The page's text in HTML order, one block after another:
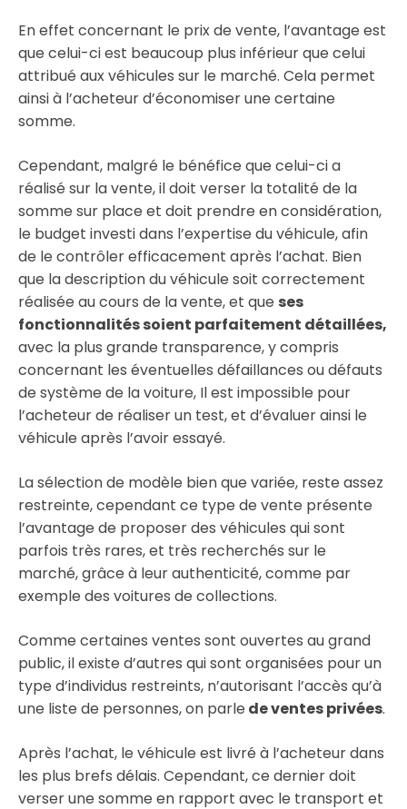
En effet concernant le prix de vente, l’avantage est
que celui-ci est beaucoup plus inférieur que celui
attribué aux véhicules sur le marché. Cela permet
ainsi à l’acheteur d’économiser une certaine
somme.
Cependant, malgré le bénéfice que celui-ci a
réalisé sur la vente, il doit verser la totalité de la
somme sur place et doit prendre en considération,
le budget investi dans l’expertise du véhicule, afin
de le contrôler efficacement après l’achat. Bien
que la description du véhicule soit correctement
réalisée au cours de la vente, et que ses
fonctionnalités soient parfaitement détaillées,
avec la plus grande transparence, y compris
concernant les éventuelles défaillances ou défauts
de système de la voiture, Il est impossible pour
l’acheteur de réaliser un test, et d’évaluer ainsi le
véhicule après l’avoir essayé.
La sélection de modèle bien que variée, reste assez
restreinte, cependant ce type de vente présente
l’avantage de proposer des véhicules qui sont
parfois très rares, et très recherchés sur le
marché, grâce à leur authenticité, comme par
exemple des voitures de collections.
Comme certaines ventes sont ouvertes au grand
public, il existe d’autres qui sont organisées pour un
type d’individus restreints, n’autorisant l’accès qu’à
une liste de personnes, on parle de ventes privées.
Après l’achat, le véhicule est livré à l’acheteur dans
les plus brefs délais. Cependant, ce dernier doit
verser une somme en rapport avec le transport et